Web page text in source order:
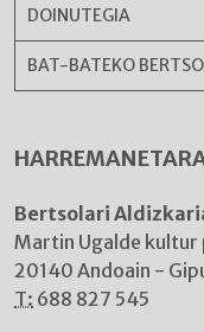
DOINUTEGIA
BAT-BATEKO
Bertsolari
Martin Ugalde kultur
20140 Andoain -
T: 688 827 545